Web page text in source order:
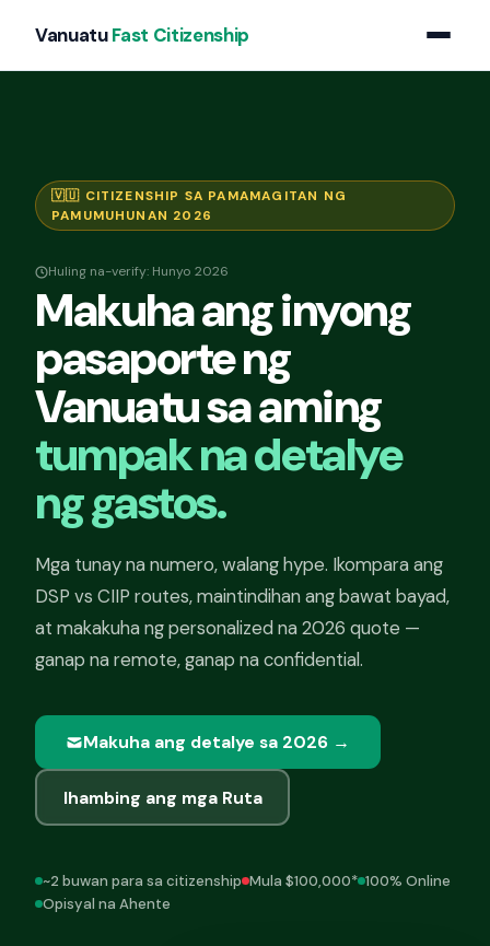
VanuatuFast Citizenship
🇻🇺 CITIZENSHIP SA PAMAMAGITAN NG
PAMUMUHUNAN 2026
Huling na-verify: Hunyo 2026
Makuha ang inyong
pasaporte ng
Vanuatu sa aming
tumpak na detalye
ng gastos.
Mga tunay na numero, walang hype. Ikompara ang
DSP vs CIIP routes, maintindihan ang bawat bayad,
at makakuha ng personalized na 2026 quote —
ganap na remote, ganap na confidential.
Makuha ang detalye sa 2026 →
Ihambing ang mga Ruta
~2 buwan para sa citizenship Mula $100,000* 100% Online
Opisyal na Ahente